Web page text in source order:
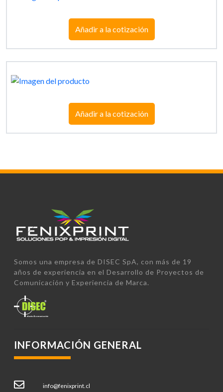
Añadir a la cotización
Añadir a la cotización
Somos una empresa de DISEC SpA, con más de 19
años de experiencia en el Desarrollo de Proyectos de
Comunicación y Experiencia de Marca.
INFORMACIÓN GENERAL
info@fenixprint.cl